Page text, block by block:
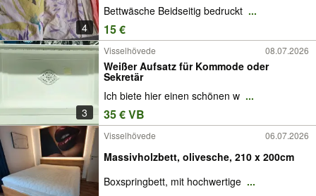
4
Bettwäsche Beidseitig bedruckt ...
15 €
3
Visselhövede 08.07.2026
Weißer Aufsatz für Kommode oder
Sekretär
Ich biete hier einen schönen w ...
35 € VB
Visselhövede 06.07.2026
Massivholzbett, olivesche, 210 x 200cm
Boxspringbett, mit hochwertige ...